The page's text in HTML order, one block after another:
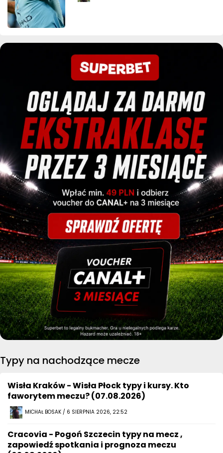
Typy na nachodzące mecze
Wisła Kraków - Wisła Płock typy i kursy. Kto
faworytem meczu? (07.08.2026)
MICHAŁ BOSAK / 6 SIERPNIA 2026, 22:52
Cracovia - Pogoń Szczecin typy na mecz ,
zapowiedź spotkania i prognoza meczu